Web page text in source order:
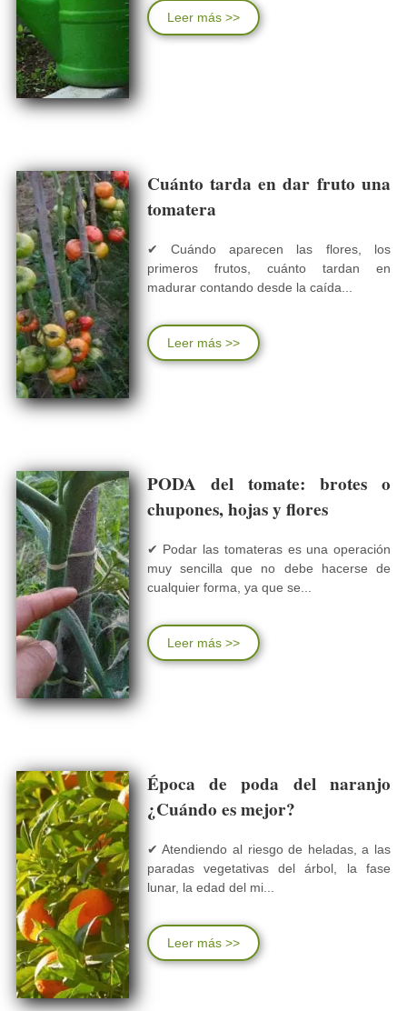
Leer más >>
Cuánto tarda en dar fruto una
tomatera
✔ Cuándo aparecen las flores, los
primeros frutos, cuánto tardan en
madurar contando desde la caída...
Leer más >>
PODA del tomate: brotes o
chupones, hojas y flores
✔ Podar las tomateras es una operación
muy sencilla que no debe hacerse de
cualquier forma, ya que se...
Leer más >>
Época de poda del naranjo
¿Cuándo es mejor?
✔ Atendiendo al riesgo de heladas, a las
paradas vegetativas del árbol, la fase
lunar, la edad del mi...
Leer más >>